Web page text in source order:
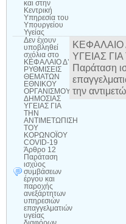
και στην
Κεντρική
Υπηρεσία του
Υπουργείου
Υγείας
Δεν έχουν
υποβληθεί
σχόλια στο
ΚΕΦΑΛΑΙΟ Δ’
ΡΥΘΜΙΣΕΙΣ
ΘΕΜΑΤΩΝ
ΕΘΝΙΚΟΥ
ΟΡΓΑΝΙΣΜΟΥ
ΔΗΜΟΣΙΑΣ
ΥΓΕΙΑΣ ΓΙΑ
ΤΗΝ
ΑΝΤΙΜΕΤΩΠΙΣΗ
ΤΟΥ
ΚΟΡΩΝΟΪΟΥ
COVID-19
Άρθρο 12
Παράταση
ισχύος
συμβάσεων
έργου και
παροχής
ανεξάρτητων
υπηρεσιών
επαγγελματιών
υγείας
διαφόρων
ΚΕΦΑΛΑΙΟ
ΥΓΕΙΑΣ
Παράταση
την